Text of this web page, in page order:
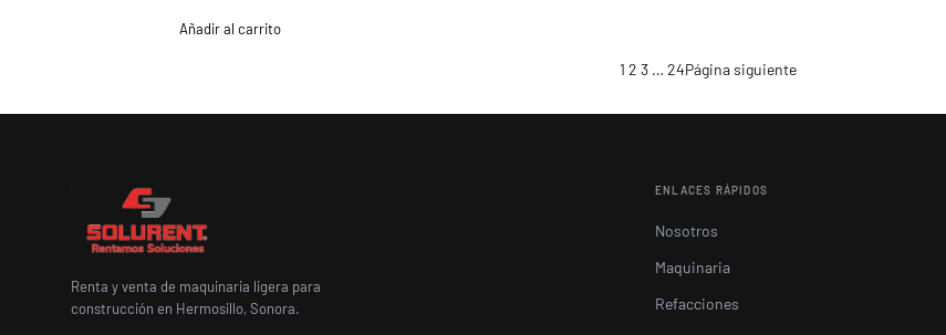
Añadir al carrito
1 2 3 … 24Página siguiente
Renta y venta de maquinaria ligera para
construcción en Hermosillo, Sonora.
ENLACES RÁPIDOS
Nosotros
Maquinaria
Refacciones